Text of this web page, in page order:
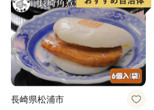
県 松浦市 )【B6-046】
長崎県松浦市